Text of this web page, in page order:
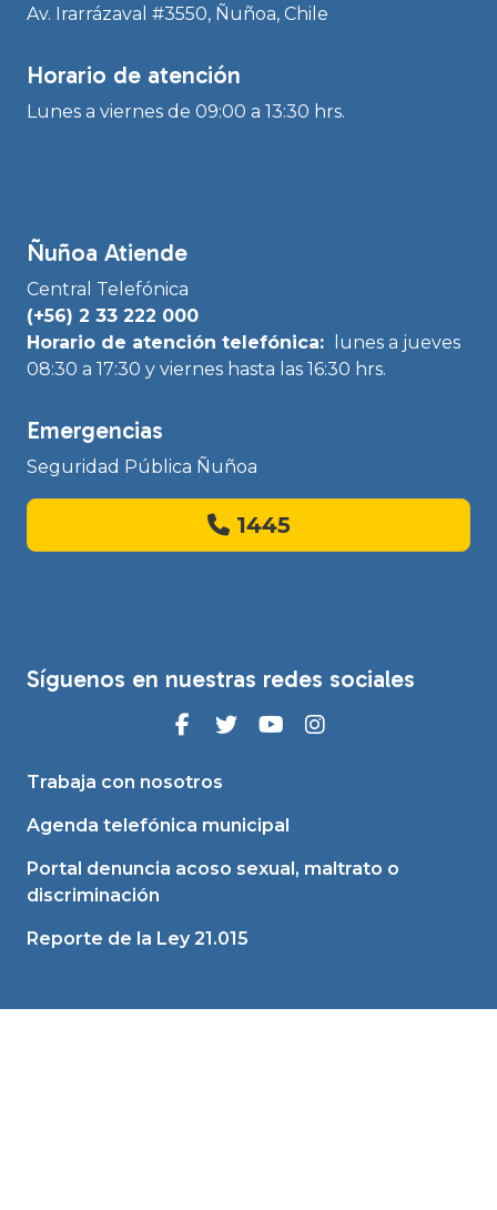
Av. Irarrázaval #3550, Ñuñoa, Chile
Horario de atención
Lunes a viernes de 09:00 a 13:30 hrs.
Ñuñoa Atiende
Central Telefónica
(+56) 2 33 222 000
Horario de atención telefónica:
lunes a jueves
08:30 a 17:30 y viernes hasta las 16:30 hrs.
Emergencias
Seguridad Pública Ñuñoa
1445
Síguenos en nuestras redes sociales
Trabaja con nosotros
Agenda telefónica municipal
Portal denuncia acoso sexual, maltrato o
discriminación
Reporte de la Ley 21.015